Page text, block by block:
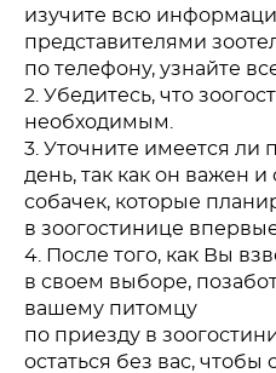
изучите всю
представителями
по телефону, узнайте
2. Убедитесь, что
необходимым.
3. Уточните имеется ли
день, так как он важен и
собачек, которые
в зоогостинице
4. После того, как Вы
в своем выборе,
вашему питомцу
по приезду в
остаться без вас,